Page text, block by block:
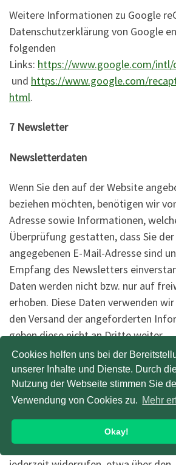
Cookies helfen uns bei der
unserer Inhalte und Dienste. Durch
Nutzung der Webseite stimmen Sie
Verwendung von Cookies zu. Mehr
Okay!
Weitere Informationen zu Google
Datenschutzerklärung von Google
folgenden
Links: https://www.google.com/intl/
und https://www.google.com/
html.
7 Newsletter
Newsletterdaten
Wenn Sie den auf der Website
beziehen möchten, benötigen wir
Adresse sowie Informationen,
Überprüfung gestatten, dass Sie
angegebenen E-Mail-Adresse sind
Empfang des Newsletters
Daten werden nicht bzw. nur auf
erhoben. Diese Daten verwenden
den Versand der angeforderten
geben diese nicht an Dritte weiter.
Die Verarbeitung der in das
Newsletteranmeldeformular
erfolgt ausschließlich auf
(Art. 6 Abs. 1 lit. a DSGVO). Die
Speicherung der Daten, der E-Mail-
Nutzung zum Versand des